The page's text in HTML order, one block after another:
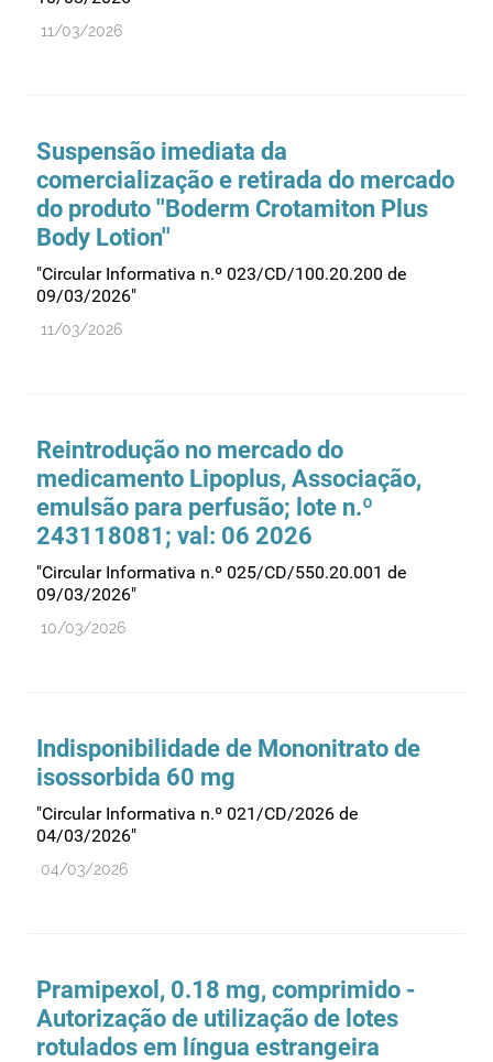
11/03/2026
Suspensão imediata da
comercialização e retirada do mercado
do produto ''Boderm Crotamiton Plus
Body Lotion''
"Circular Informativa n.º 023/CD/100.20.200 de
09/03/2026"
11/03/2026
Reintrodução no mercado do
medicamento Lipoplus, Associação,
emulsão para perfusão; lote n.º
243118081; val: 06 2026
"Circular Informativa n.º 025/CD/550.20.001 de
09/03/2026"
10/03/2026
Indisponibilidade de Mononitrato de
isossorbida 60 mg
"Circular Informativa n.º 021/CD/2026 de
04/03/2026"
04/03/2026
Pramipexol, 0.18 mg, comprimido -
Autorização de utilização de lotes
rotulados em língua estrangeira